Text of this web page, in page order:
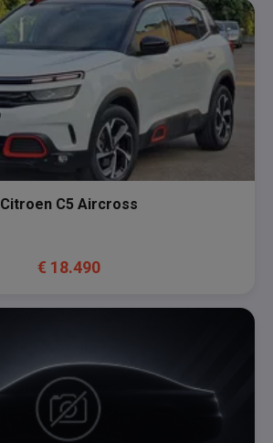
Citroen C5 Aircross
€ 18.490